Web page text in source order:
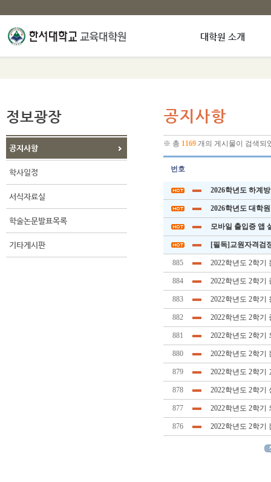
대학원 소개
정보광장
공지사항
학사일정
서식자료실
학술논문발표목록
기타게시판
공지사항
※ 총 1169 개의 게시물이 검색되
번호
2026학년도 하계
2026학년도 대학
모바일 출입증 앱
[필독]교원자격검
885 2022학년도 2학기
884 2022학년도 2학기
883 2022학년도 2학기
882 2022학년도 2학기
881 2022학년도 2학기
880 2022학년도 2학기
879 2022학년도 2학기
878 2022학년도 2학기
877 2022학년도 2학기
876 2022학년도 2학기